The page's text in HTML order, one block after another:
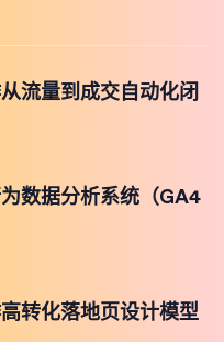
流量到成交自动化闭
数据分析系统（GA4
转化落地页设计模型